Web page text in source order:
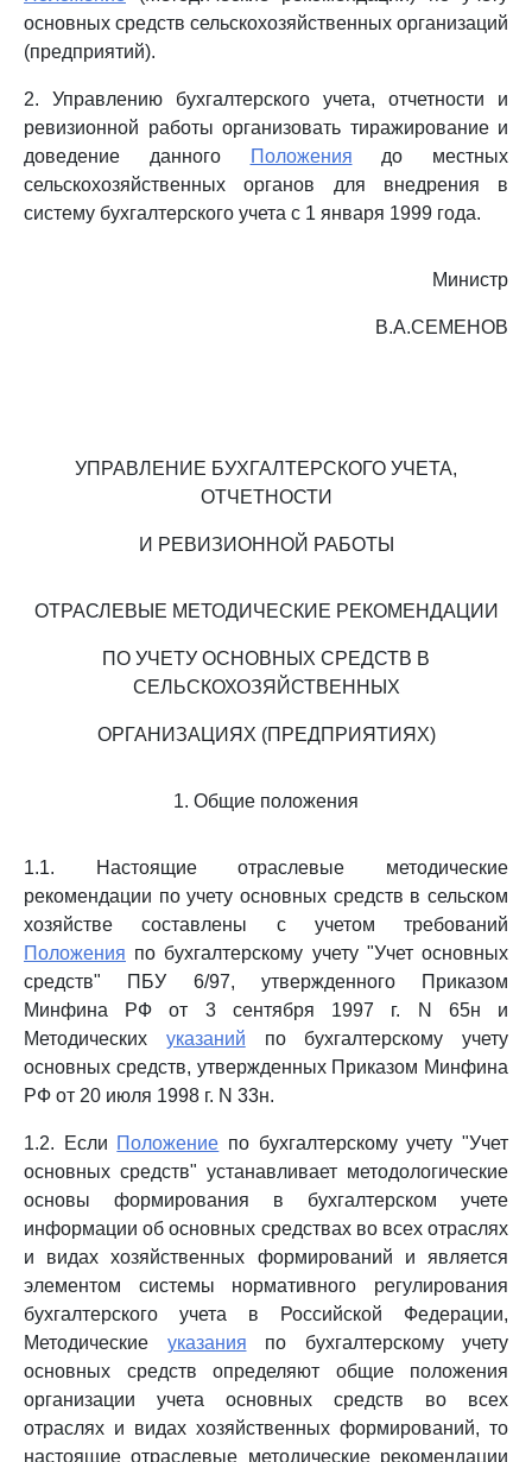
основных средств сельскохозяйственных организаций
(предприятий).
2. Управлению бухгалтерского учета, отчетности и
ревизионной работы организовать тиражирование и
доведение данного
Положения до местных
сельскохозяйственных органов для внедрения в
систему бухгалтерского учета с 1 января 1999 года.
Министр
В.А.СЕМЕНОВ
УПРАВЛЕНИЕ БУХГАЛТЕРСКОГО УЧЕТА,
ОТЧЕТНОСТИ
И РЕВИЗИОННОЙ РАБОТЫ
ОТРАСЛЕВЫЕ МЕТОДИЧЕСКИЕ РЕКОМЕНДАЦИИ
ПО УЧЕТУ ОСНОВНЫХ СРЕДСТВ В
СЕЛЬСКОХОЗЯЙСТВЕННЫХ
ОРГАНИЗАЦИЯХ (ПРЕДПРИЯТИЯХ)
1. Общие положения
1.1. Настоящие отраслевые методические
рекомендации по учету основных средств в сельском
хозяйстве составлены с учетом требований
Положения по бухгалтерскому учету "Учет основных
средств" ПБУ 6/97, утвержденного Приказом
Минфина РФ от 3 сентября 1997 г. N 65н и
Методических указаний по бухгалтерскому учету
основных средств, утвержденных Приказом Минфина
РФ от 20 июля 1998 г. N 33н.
1.2. Если Положение по бухгалтерскому учету "Учет
основных средств" устанавливает методологические
основы формирования в бухгалтерском учете
информации об основных средствах во всех отраслях
и видах хозяйственных формирований и является
элементом системы нормативного регулирования
бухгалтерского учета в Российской Федерации,
Методические указания по бухгалтерскому учету
основных средств определяют общие положения
организации учета основных средств во всех
отраслях и видах хозяйственных формирований, то
настоящие отраслевые методические рекомендации